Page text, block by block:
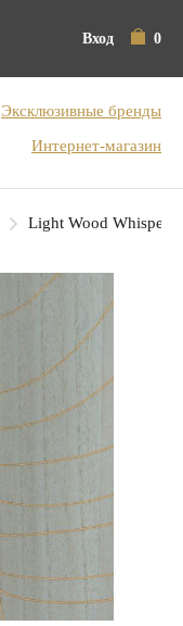
Вход 0
Эксклюзивные бренды
Интернет-магазин
Light Wood Whisperer